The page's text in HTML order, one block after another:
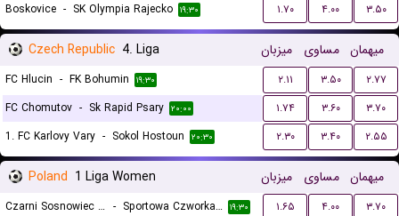
Boskovice - SK Olympia Rajecko ۱۹:۳۰ ۱.۷۰ ۴.۰۰ ۳.۵۰
Czech Republic 4. Liga میزبان مساوی میهمان
FC Hlucin - FK Bohumin ۱۹:۳۰ ۲.۱۱ ۳.۵۰
۲.۷۷
FC Chomutov - Sk Rapid Psary ۲۰:۰۰ ۱.۷۴ ۳.۶۰
۳.۷۰
1. FC Karlovy Vary - Sokol Hostoun ۲۰:۳۰ ۲.۳۰ ۳.۴۰ ۲.۵۵
Poland 1 Liga Women میزبان مساوی میهمان
Czarni Sosnowiec II (W) - Sportowa Czworka Radom (W) ۱۹:۳۰ ۱.۶۵ ۴.۰۰ ۳.۷۰